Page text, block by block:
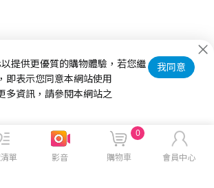
提供更優質的購物體驗，若您繼
即表示您同意本網站使用
多資訊，請參閱本網站之
我同意
單 影音 購物車
0
會員中心